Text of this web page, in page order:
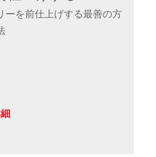
ーを前仕上げする最善の方